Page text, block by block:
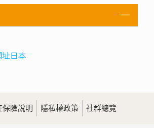
日本
保險說明 隱私權政策 社群總覽